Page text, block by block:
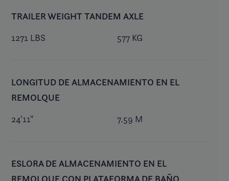
TRAILER WEIGHT TANDEM AXLE
1271 LBS 577 KG
LONGITUD DE ALMACENAMIENTO EN EL
REMOLQUE
24'11" 7.59 M
ESLORA DE ALMACENAMIENTO EN EL